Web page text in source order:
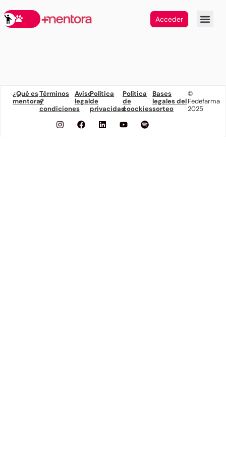
Acceder
¿Qué es
mentora?
Términos
y
condiciones
Aviso
legal
Política
de
privacidad
Política
de
coockies
Bases
legales del
sorteo
©
Fedefarma
2025